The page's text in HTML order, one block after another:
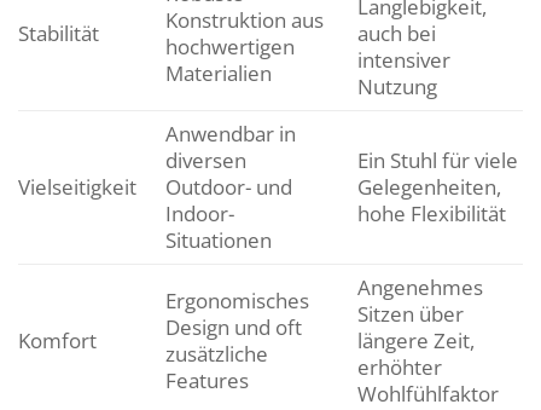
Stabilität
Konstruktion aus
hochwertigen
Materialien
Langlebigkeit,
auch bei
intensiver
Nutzung
Vielseitigkeit
Anwendbar in
diversen
Outdoor- und
Indoor-
Situationen
Ein Stuhl für viele
Gelegenheiten,
hohe Flexibilität
Komfort
Ergonomisches
Design und oft
zusätzliche
Features
Angenehmes
Sitzen über
längere Zeit,
erhöhter
Wohlfühlfaktor